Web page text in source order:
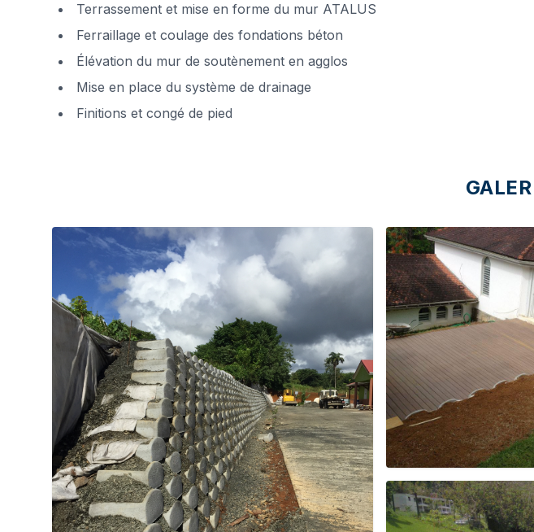
Terrassement et mise en forme du mur ATALUS
Ferraillage et coulage des fondations béton
Élévation du mur de soutènement en agglos
Mise en place du système de drainage
Finitions et congé de pied